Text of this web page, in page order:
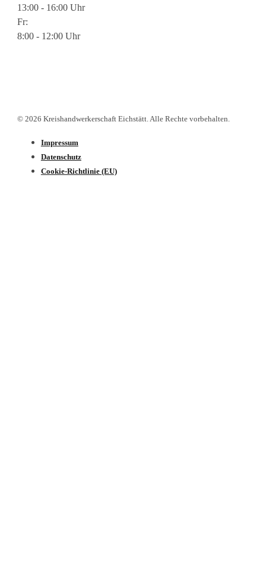
13:00 - 16:00 Uhr
Fr:
8:00 - 12:00 Uhr
© 2026 Kreishandwerkerschaft Eichstätt. Alle Rechte vorbehalten.
Impressum
Datenschutz­
Cookie-Richtlinie (EU)